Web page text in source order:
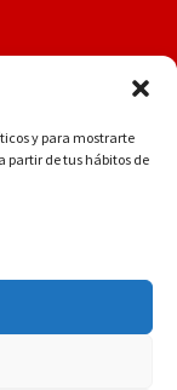
y para mostrarte
partir de tus hábitos de
whatsapp